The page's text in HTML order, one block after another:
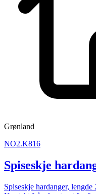
Grønland
NO2.K816
Spiseskje
Spiseskje hardanger,